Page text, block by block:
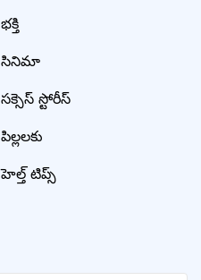
భక్తి
సినిమా
సక్సెస్ స్టోరీస్
పిల్లలకు
హెల్త్ టిప్స్